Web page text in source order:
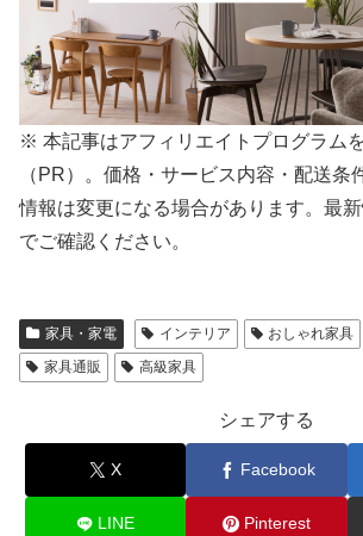
※ 本記事はアフィリエイトプログラム
（PR）。価格・サービス内容・配送条
情報は変更になる場合があります。最
でご確認ください。
家具・家電 インテリア おしゃれ家具
家具通販
高級家具
シェアする
X Facebook
LINE Pinterest